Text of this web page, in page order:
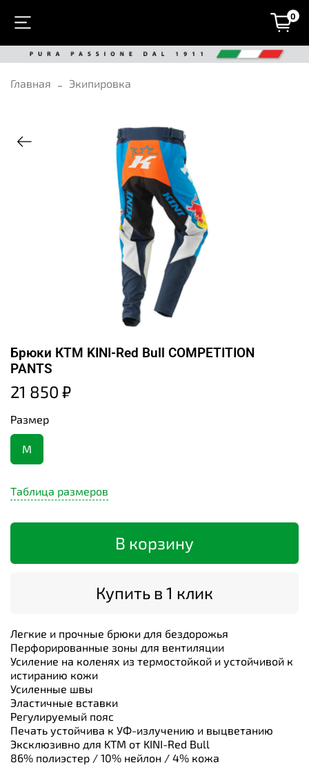
0
Главная Экипировка
Брюки КТМ KINI-Red Bull COMPETITION
PANTS
21 850 ₽
Таблица размеров
В корзину
Купить в 1 клик
Размер
M
Легкие и прочные брюки для бездорожья
Перфорированные зоны для вентиляции
Усиление на коленях из термостойкой и устойчивой к
истиранию кожи
Усиленные швы
Эластичные вставки
Регулируемый пояс
Печать устойчива к УФ-излучению и выцветанию
Эксклюзивно для KTM от KINI-Red Bull
86% полиэстер / 10% нейлон / 4% кожа